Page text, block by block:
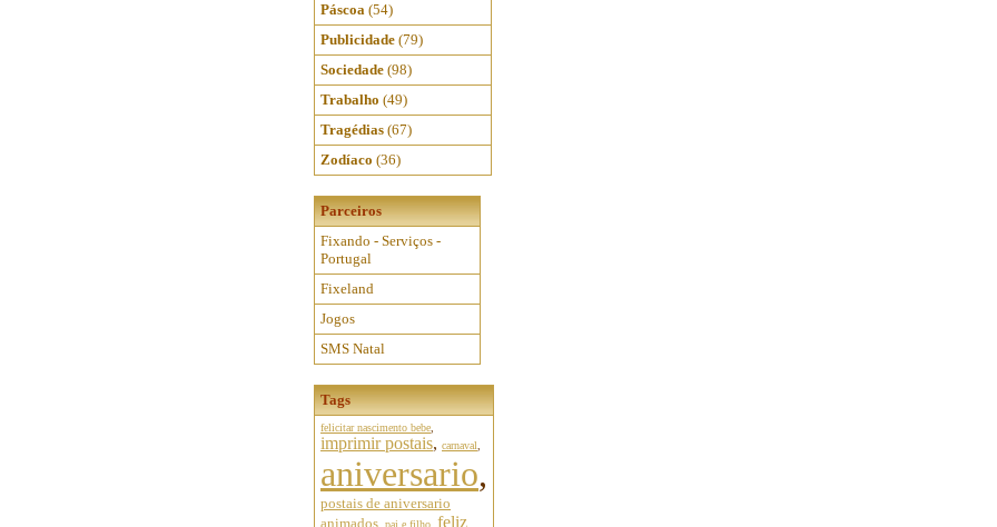
Páscoa (54)
Publicidade (79)
Sociedade (98)
Trabalho (49)
Tragédias (67)
Zodíaco (36)
Parceiros
Fixando - Serviços -
Portugal
Fixeland
Jogos
SMS Natal
Tags
felicitar nascimento bebe
imprimir postais, carnaval
aniversario,
postais de aniversario
animados pai e filho feliz